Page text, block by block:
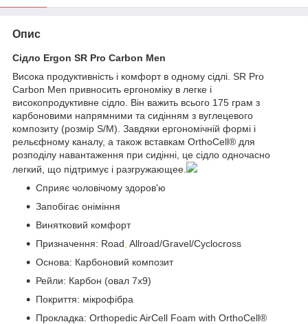
Опис
Сідло Ergon SR Pro Carbon Men
Висока продуктивність і комфорт в одному сідлі. SR Pro
Carbon Men привносить ергономіку в легке і
високопродуктивне сідло. Він важить всього 175 грам з
карбоновими напрямними та сидінням з вуглецевого
композиту (розмір S/M). Завдяки ергономічній формі і
рельєфному каналу, а також вставкам OrthoCell® для
розподілу навантаження при сидінні, це сідло одночасно
легкий, що підтримує і разгружающее.
Сприяє чоловічому здоров'ю
Запобігає оніміння
Винятковий комфорт
Призначення: Road Allroad/Gravel/Cyclocross
Основа: Карбоновий композит
Рейли: Карбон (овал 7х9)
Покриття: мікрофібра
Прокладка: Orthopedic AirCell Foam with OrthoCell®